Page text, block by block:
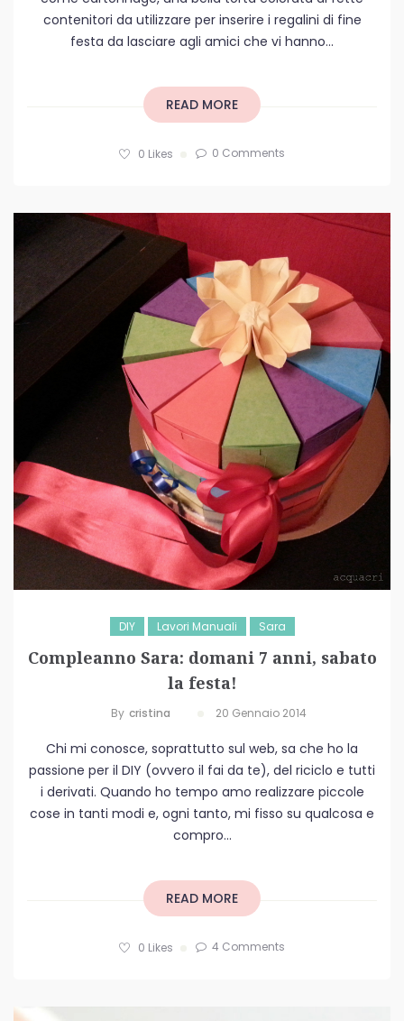
contenitori da utilizzare per inserire i regalini di fine
festa da lasciare agli amici che vi hanno...
READ MORE
0 Likes 0 Comments
DIY Lavori Manuali Sara
Compleanno Sara: domani 7 anni, sabato
la festa!
By Cristina 20 Gennaio 2014
Chi mi conosce, soprattutto sul web, sa che ho la
passione per il DIY (ovvero il fai da te), del riciclo e tutti
i derivati. Quando ho tempo amo realizzare piccole
cose in tanti modi e, ogni tanto, mi fisso su qualcosa e
compro...
READ MORE
0 Likes 4 Comments